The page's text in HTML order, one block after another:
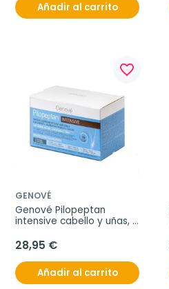
Añadir al carrito
favorite_border
GENOVÉ
Genové Pilopeptan
intensive cabello y uñas,
28,95 €
Añadir al carrito